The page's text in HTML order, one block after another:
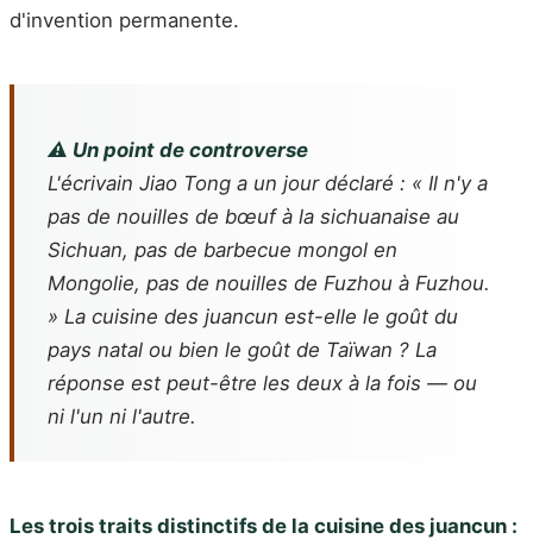
d'invention permanente.
⚠️ Un point de controverse
L'écrivain Jiao Tong a un jour déclaré : « Il n'y a
pas de nouilles de bœuf à la sichuanaise au
Sichuan, pas de barbecue mongol en
Mongolie, pas de nouilles de Fuzhou à Fuzhou.
» La cuisine des juancun est-elle le goût du
pays natal ou bien le goût de Taïwan ? La
réponse est peut-être les deux à la fois — ou
ni l'un ni l'autre.
Les trois traits distinctifs de la cuisine des juancun :